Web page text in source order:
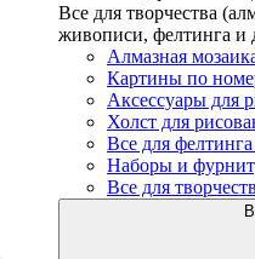
Все для творчества
живописи, фелтинга и
Алмазная
Картины по
Аксессуары для
Холст для
Все для
Наборы и
Все для